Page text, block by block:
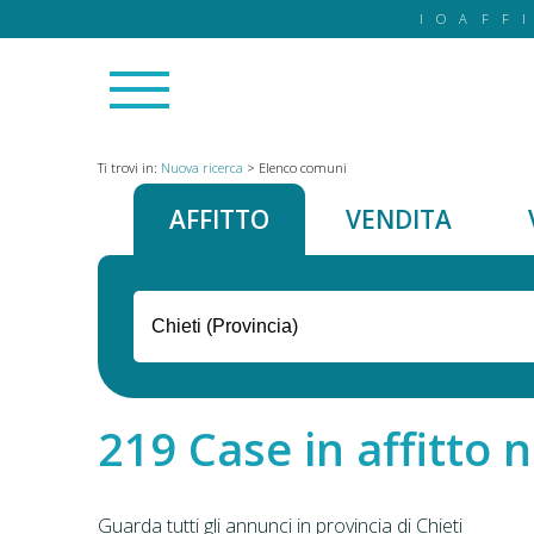
Ti trovi in: Nuova ricerca > Elenco comuni
AFFITTO VENDITA
Case in affitto
Guarda tutti gli annunci in provincia di Chieti